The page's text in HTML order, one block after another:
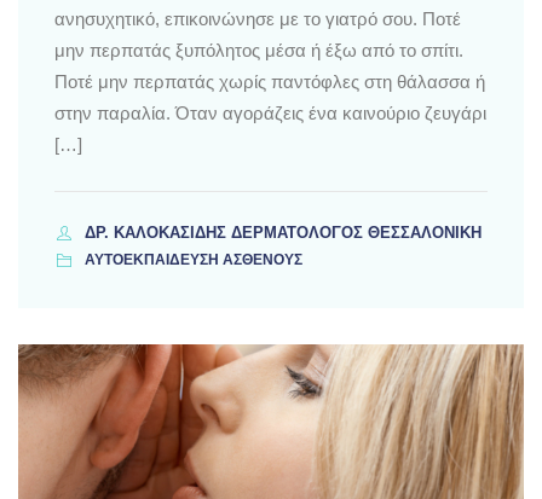
ανησυχητικό, επικοινώνησε με το γιατρό σου. Ποτέ
μην περπατάς ξυπόλητος μέσα ή έξω από το σπίτι.
Ποτέ μην περπατάς χωρίς παντόφλες στη θάλασσα ή
στην παραλία. Όταν αγοράζεις ένα καινούριο ζευγάρι
[…]
ΔΡ. ΚΑΛΟΚΑΣΊΔΗΣ ΔΕΡΜΑΤΟΛΌΓΟΣ ΘΕΣΣΑΛΟΝΊΚΗ
ΑΥΤΟΕΚΠΑΙΔΕΥΣΗ ΑΣΘΕΝΟΥΣ